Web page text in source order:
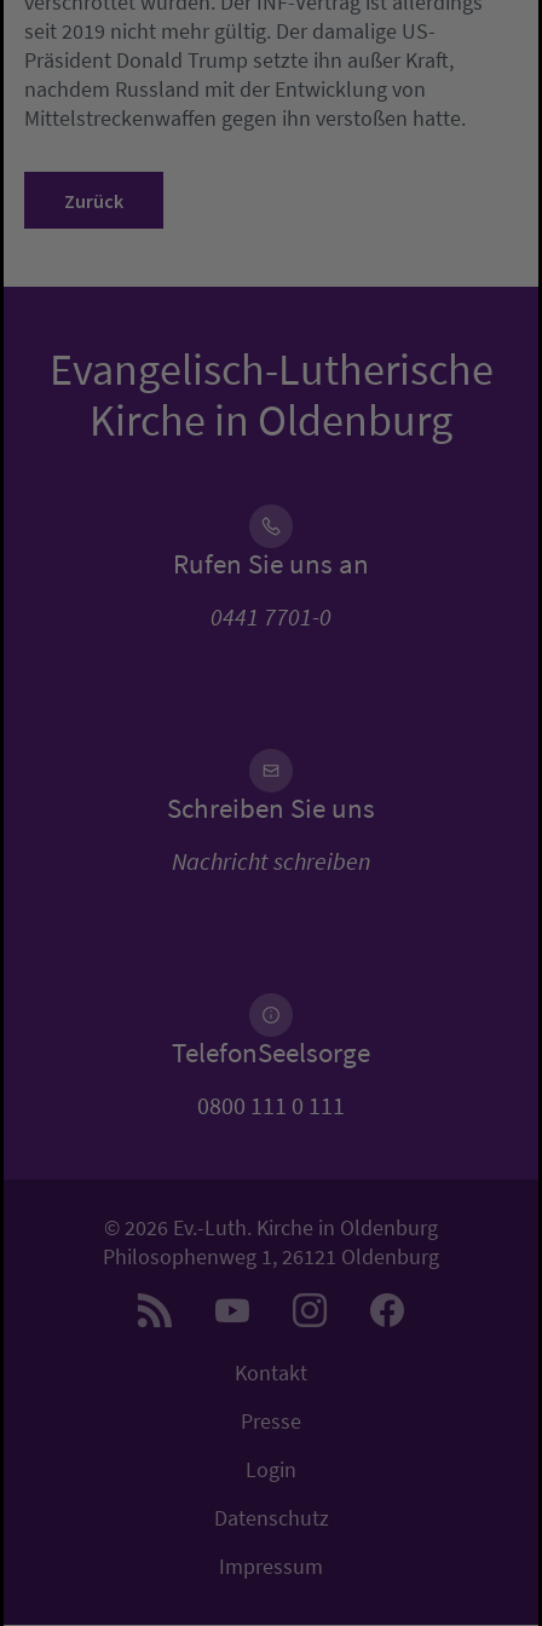
seit 2019 nicht mehr gültig. Der damalige US-
Präsident Donald Trump setzte ihn außer Kraft,
nachdem Russland mit der Entwicklung von
Mittelstreckenwaffen gegen ihn verstoßen hatte.
Zurück
Evangelisch-Lutherische
Kirche in Oldenburg
Rufen Sie uns an
0441 7701-0
Schreiben Sie uns
Nachricht schreiben
TelefonSeelsorge
0800 111 0 111
© 2026 Ev.-Luth. Kirche in Oldenburg
Philosophenweg 1, 26121 Oldenburg
Kontakt
Presse
Login
Datenschutz
Impressum